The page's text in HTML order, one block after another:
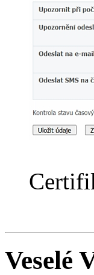
Veselé